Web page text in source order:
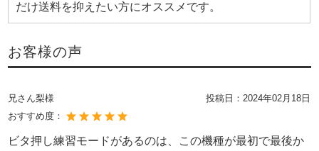
だけ送料を抑えたい方にオススメです。
お客様の声
兄さん梨様 投稿日：2024年02月18日
おすすめ度：
ビタ押し練習モードがあるのは、この機種が最初で最後か